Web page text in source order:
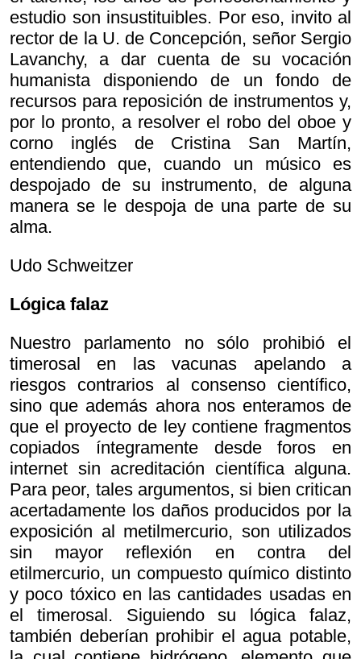
estudio son insustituibles. Por eso, invito al
rector de la U. de Concepción, señor Sergio
Lavanchy, a dar cuenta de su vocación
humanista disponiendo de un fondo de
recursos para reposición de instrumentos y,
por lo pronto, a resolver el robo del oboe y
corno inglés de Cristina San Martín,
entendiendo que, cuando un músico es
despojado de su instrumento, de alguna
manera se le despoja de una parte de su
alma.
Udo Schweitzer
Lógica falaz
Nuestro parlamento no sólo prohibió el
timerosal en las vacunas apelando a
riesgos contrarios al consenso científico,
sino que además ahora nos enteramos de
que el proyecto de ley contiene fragmentos
copiados íntegramente desde foros en
internet sin acreditación científica alguna.
Para peor, tales argumentos, si bien critican
acertadamente los daños producidos por la
exposición al metilmercurio, son utilizados
sin mayor reflexión en contra del
etilmercurio, un compuesto químico distinto
y poco tóxico en las cantidades usadas en
el timerosal. Siguiendo su lógica falaz,
también deberían prohibir el agua potable,